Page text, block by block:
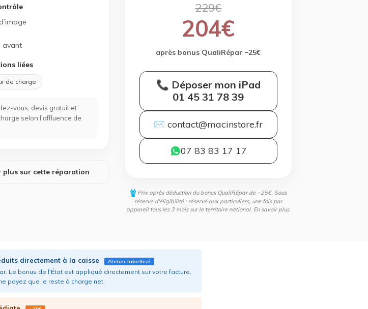
avant
liées
de charge
vous, devis gratuit et
selon l’affluence de
plus sur cette réparation
229€
204€
après bonus QualiRépar −25€
📞 Déposer mon iPad
01 45 31 78 39
✉ contact@macinstore.fr
07 83 83 17 17
Prix après déduction du bonus QualiRépar de −25€. Sous
réserve d'éligibilité : réservé aux particuliers, une fois par
appareil tous les 3 mois sur le territoire national. En savoir plus.
directement à la caisse Atelier labellisé
Le bonus de l'État est appliqué directement sur votre facture,
payez que le reste à charge net.